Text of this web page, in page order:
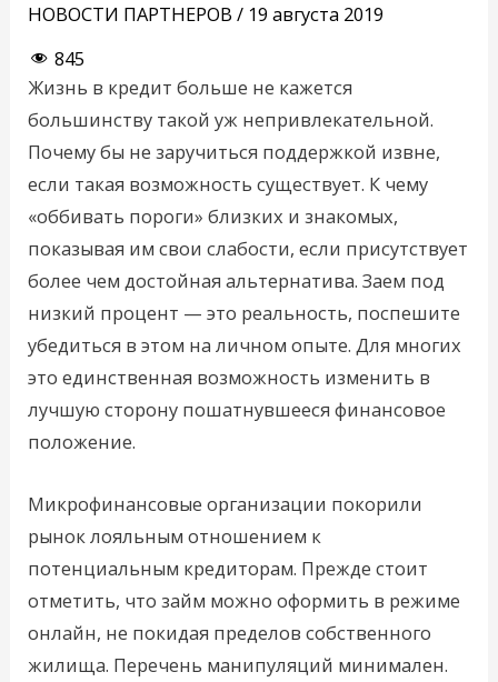
НОВОСТИ ПАРТНЕРОВ / 19 августа 2019
845
Жизнь в кредит больше не кажется
большинству такой уж непривлекательной.
Почему бы не заручиться поддержкой извне,
если такая возможность существует. К чему
«оббивать пороги» близких и знакомых,
показывая им свои слабости, если присутствует
более чем достойная альтернатива. Заем под
низкий процент — это реальность, поспешите
убедиться в этом на личном опыте. Для многих
это единственная возможность изменить в
лучшую сторону пошатнувшееся финансовое
положение.
Микрофинансовые организации покорили
рынок лояльным отношением к
потенциальным кредиторам. Прежде стоит
отметить, что займ можно оформить в режиме
онлайн, не покидая пределов собственного
жилища. Перечень манипуляций минимален.